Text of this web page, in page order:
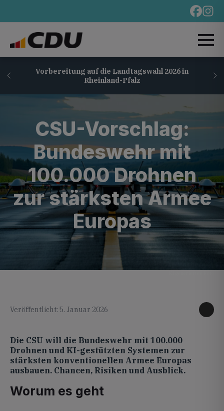
Vorbereitung auf die Landtagswahl 2026 in
Rheinland-Pfalz
CSU-Vorschlag:
Bundeswehr mit
100.000 Drohnen
zur stärksten Armee
Europas
Veröffentlicht: 5. Januar 2026
Die CSU will die Bundeswehr mit 100.000
Drohnen und KI-gestützten Systemen zur
stärksten konventionellen Armee Europas
ausbauen. Chancen, Risiken und Ausblick.
Worum es geht